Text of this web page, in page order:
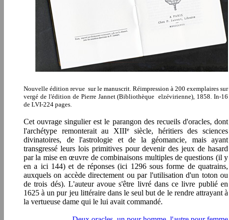
Nouvelle édition revue sur le manuscrit. Réimpression à 200 exemplaires sur
vergé de l'édition de Pierre Jannet (Bibliothèque elzévirienne), 1858. In-16
de LVI-224 pages.
Cet ouvrage singulier est le parangon des recueils d'oracles, dont
l'archétype remonterait au XIIIe siècle, héritiers des sciences
divinatoires, de l'astrologie et de la géomancie, mais ayant
transgressé leurs lois primitives pour devenir des jeux de hasard
par la mise en œuvre de combinaisons multiples de questions (il y
en a ici 144) et de réponses (ici 1296 sous forme de quatrains,
auxquels on accède directement ou par l'utilisation d'un toton ou
de trois dés). L'auteur avoue s'être livré dans ce livre publié en
1625 à un pur jeu littéraire dans le seul but de le rendre attrayant à
la vertueuse dame qui le lui avait commandé.